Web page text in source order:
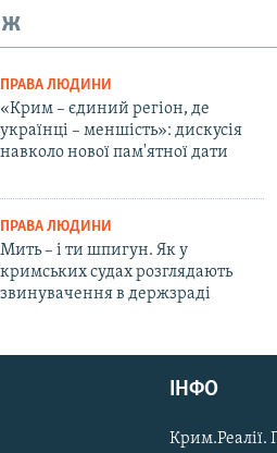
ПРАВА ЛЮДИНИ
«Крим – єдиний регіон, де
українці – меншість»: дискусія
навколо нової пам'ятної дати
ПРАВА ЛЮДИНИ
Мить – і ти шпигун. Як у
кримських судах розглядають
звинувачення в держзраді
ІНФО
Крим.Реалії.